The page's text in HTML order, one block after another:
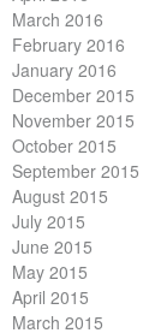
March 2016
February 2016
January 2016
December 2015
November 2015
October 2015
September 2015
August 2015
July 2015
June 2015
May 2015
April 2015
March 2015